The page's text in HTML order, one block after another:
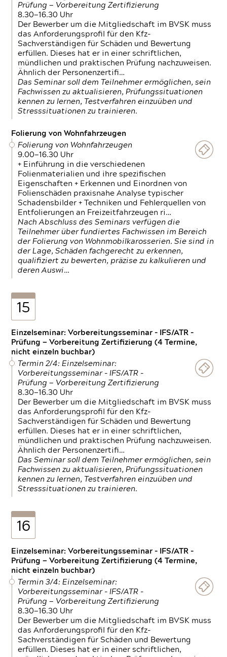
Prüfung — Vorbereitung Zertifizierung
8.30—16.30 Uhr
Der Bewerber um die Mitgliedschaft im BVSK muss
das Anforderungsprofil für den Kfz-
Sachverständigen für Schäden und Bewertung
erfüllen. Dieses hat er in einer schriftlichen,
mündlichen und praktischen Prüfung nachzuweisen.
Ähnlich der Personenzertifi…
Das Seminar soll dem Teilnehmer ermöglichen, sein
Fachwissen zu aktualisieren, Prüfungssituationen
kennen zu lernen, Testverfahren einzuüben und
Stresssituationen zu trainieren.
Folierung von Wohnfahrzeugen
Folierung von Wohnfahrzeugen
9.00—16.30 Uhr
+ Einführung in die verschiedenen
Folienmaterialien und ihre spezifischen
Eigenschaften + Erkennen und Einordnen von
Folienschäden praxisnahe Analyse typischer
Schadensbilder + Techniken und Fehlerquellen von
Entfolierungen an Freizeitfahrzeugen ri…
Nach Abschluss des Seminars verfügen die
Teilnehmer über fundiertes Fachwissen im Bereich
der Folierung von Wohnmobilkarosserien. Sie sind in
der Lage, Schäden fachgerecht zu erkennen,
qualifiziert zu bewerten, präzise zu kalkulieren und
deren Auswi…
15
Einzelseminar: Vorbereitungsseminar - IFS/ATR -
Prüfung — Vorbereitung Zertifizierung (4 Termine,
nicht einzeln buchbar)
Termin 2/4: Einzelseminar:
Vorbereitungsseminar - IFS/ATR -
Prüfung — Vorbereitung Zertifizierung
8.30—16.30 Uhr
Der Bewerber um die Mitgliedschaft im BVSK muss
das Anforderungsprofil für den Kfz-
Sachverständigen für Schäden und Bewertung
erfüllen. Dieses hat er in einer schriftlichen,
mündlichen und praktischen Prüfung nachzuweisen.
Ähnlich der Personenzertifi…
Das Seminar soll dem Teilnehmer ermöglichen, sein
Fachwissen zu aktualisieren, Prüfungssituationen
kennen zu lernen, Testverfahren einzuüben und
Stresssituationen zu trainieren.
16
Einzelseminar: Vorbereitungsseminar - IFS/ATR -
Prüfung — Vorbereitung Zertifizierung (4 Termine,
nicht einzeln buchbar)
Termin 3/4: Einzelseminar:
Vorbereitungsseminar - IFS/ATR -
Prüfung — Vorbereitung Zertifizierung
8.30—16.30 Uhr
Der Bewerber um die Mitgliedschaft im BVSK muss
das Anforderungsprofil für den Kfz-
Sachverständigen für Schäden und Bewertung
erfüllen. Dieses hat er in einer schriftlichen,